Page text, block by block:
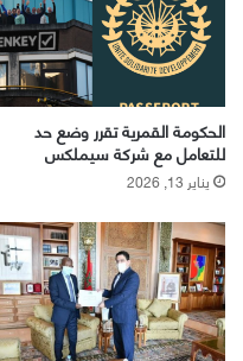
الحكومة القمرية تقرر وضع حد
للتعامل مع شركة سيملكس
يناير 13, 2026